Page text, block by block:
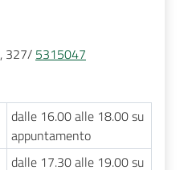
, 327/ 5315047
dalle 16.00 alle 18.00 su
appuntamento
dalle 17.30 alle 19.00 su